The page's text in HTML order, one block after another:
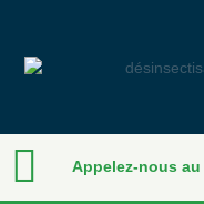
Appelez-nous au